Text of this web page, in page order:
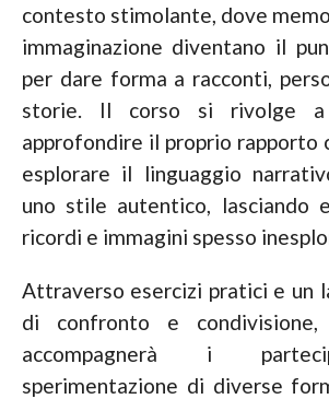
contesto stimolante, dove
immaginazione diventano il
per dare forma a racconti,
storie. Il corso si rivolge a
approfondire il proprio rapporto
esplorare il linguaggio
uno stile autentico, lasciando
ricordi e immagini spesso
Attraverso esercizi pratici e un
di confronto e
accompagnerà i
sperimentazione di diverse